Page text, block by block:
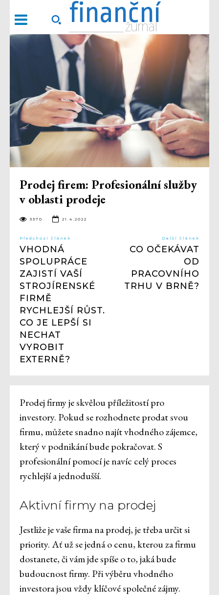
finanční
___________ žurnál
Prodej firmy je skvělou příležitostí pro
investory. Pokud se rozhodnete prodat svou
firmu, můžete snadno najít vhodného zájemce,
který v podnikání bude pokračovat. S
profesionální pomocí je navíc celý proces
rychlejší a jednodušší.
Aktivní firmy na prodej
Jestliže je vaše firma na prodej, je třeba určit si
priority. Ať už se jedná o cenu, kterou za firmu
dostanete, či vám jde spíše o to, jaká bude
budoucnost firmy. Při výběru vhodného
investora jsou vždy klíčové společné zájmy.
Prodej firem: Profesionální služby
v oblasti prodeje
3370 21.4.2022
Předchozí článek
VHODNÁ
SPOLUPRÁCE
ZAJISTÍ VAŠÍ
STROJÍRENSKÉ
FIRMĚ
RYCHLEJŠÍ RŮST.
CO JE LEPŠÍ SI
NECHAT
VYROBIT
EXTERNĚ?
Další článek
CO OČEKÁVAT
OD
PRACOVNÍHO
TRHU V BRNĚ?